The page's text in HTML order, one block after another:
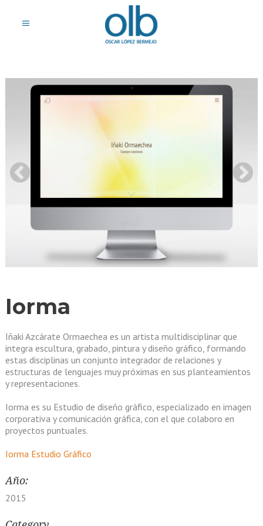
Iorma
Iñaki Azcárate Ormaechea es un artista multidisciplinar que
integra escultura, grabado, pintura y diseño gráfico, formando
estas disciplinas un conjunto integrador de relaciones y
estructuras de lenguajes muy próximas en sus planteamientos
y representaciones.
Iorma es su Estudio de diseño gráfico, especializado en imagen
corporativa y comunicación gráfica, con el que colaboro en
proyectos puntuales.
Iorma Estudio Gráfico
Año:
2015